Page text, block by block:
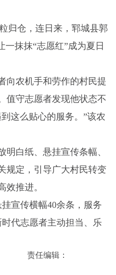
归仓，连日来，郓城县郭
抹抹“志愿红”成为夏日
向农机手和劳作的村民提
值守志愿者发现他状态不
这么贴心的服务。”该农
白纸、悬挂宣传条幅、
规定，引导广大村民转变
推进。
宣传横幅40余条，服务
代志愿者主动担当、乐
责任编辑：